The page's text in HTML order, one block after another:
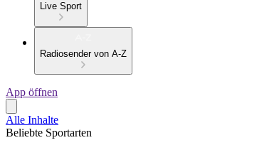
Live Sport
Radiosender von A-Z
App öffnen
Alle Inhalte
Beliebte Sportarten